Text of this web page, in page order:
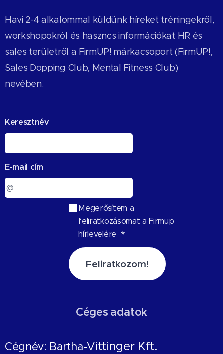
Havi 2-4 alkalommal küldünk híreket tréningekről,
workshopokról és hasznos információkat HR és
sales területről a FirmUP! márkacsoport (FirmUP!,
Sales Dopping Club, Mental Fitness Club)
nevében.
Keresztnév
E-mail cím
Megerősítem a
feliratkozásomat a Firmup
hírlevelére
Feliratkozom!
Céges adatok
Cégnév: Bartha-Vittinger Kft.